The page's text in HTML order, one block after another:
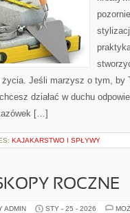
Jeśli marzysz o tym, by
działać w duchu
[…]
KAJAKARSTWO I SPŁYWY
ROCZNE
ADMIN STY - 25 - 2026